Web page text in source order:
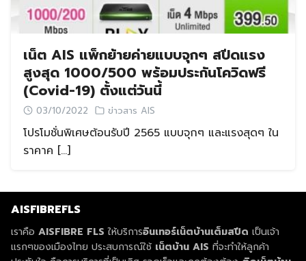
เน็ต AIS แพ็กย้ายค่ายแบบจุกๆ สปีดแรง
สูงสุด 1000/500 พร้อมประกันโควิดฟรี
(Covid-19) ตั้งแต่วันนี้
03/10/2022 ข่าวสาร AIS
โปรโมชั่นพิเศษต้อนรับปี 2565 แบบจุกๆ และแรงสุดๆ ใน
ราคาค […]
AISFIBREFLS
เราคือ AISFIBRE FLS ให้บริการอินเทอร์เน็ตบ้านเต็มสปีด เป็นเจ้า
แรกๆของเมืองไทย ประสบการณ์ใช้ เน็ตบ้าน AIS ที่จะทำให้ลูกค้า